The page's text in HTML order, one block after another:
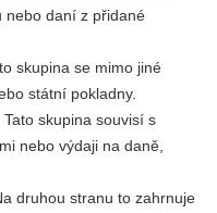
nebo daní z přidané
skupina se mimo jiné
státní pokladny.
Tato skupina souvisí s
nebo výdaji na daně,
druhou stranu to zahrnuje